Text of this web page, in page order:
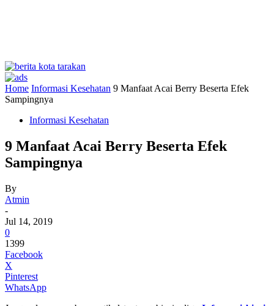
Home Informasi Kesehatan 9 Manfaat Acai Berry Beserta Efek
Sampingnya
Informasi Kesehatan
9 Manfaat Acai Berry Beserta Efek
Sampingnya
By
Atmin
-
Jul 14, 2019
0
1399
Facebook
X
Pinterest
WhatsApp